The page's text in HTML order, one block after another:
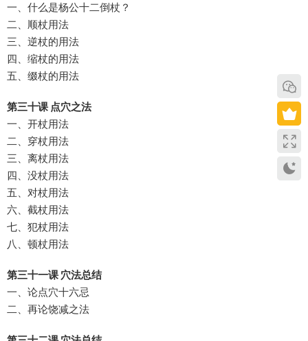
一、什么是杨公十二倒杖？
二、顺杖用法
三、逆杖的用法
四、缩杖的用法
五、缀杖的用法
第三十课 点穴之法
一、开杖用法
二、穿杖用法
三、离杖用法
四、没杖用法
五、对杖用法
六、截杖用法
七、犯杖用法
八、顿杖用法
第三十一课 穴法总结
一、论点穴十六忌
二、再论饶减之法